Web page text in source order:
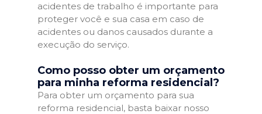
acidentes de trabalho é importante para
proteger você e sua casa em caso de
acidentes ou danos causados durante a
execução do serviço.
Como posso obter um orçamento
para minha reforma residencial?
Para obter um orçamento para sua
reforma residencial, basta baixar nosso